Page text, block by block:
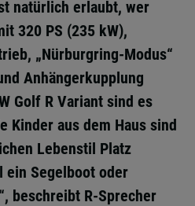
natürlich erlaubt, wer
320 PS (235 kW),
„Nürburgring-Modus“
Anhängerkupplung
Golf R Variant sind es
Kinder aus dem Haus sind
Lebenstil Platz
ein Segelboot oder
beschreibt R-Sprecher